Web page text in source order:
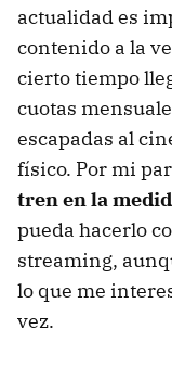
actualidad es
contenido a la
cierto tiempo
cuotas
escapadas al
físico. Por mi
tren en la
pueda hacerlo
streaming,
lo que me
vez.